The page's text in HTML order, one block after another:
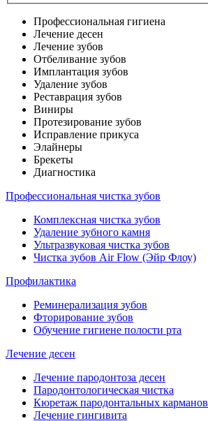
Профессиональная гигиена
Лечение десен
Лечение зубов
Отбеливание зубов
Имплантация зубов
Удаление зубов
Реставрация зубов
Виниры
Протезирование зубов
Исправление прикуса
Элайнеры
Брекеты
Диагностика
Профессиональная чистка зубов
Комплексная чистка зубов
Удаление зубного камня
Ультразвуковая чистка зубов
Чистка зубов Air Flow (Эйр Флоу)
Профилактика
Реминерализация зубов
Фторирование зубов
Обучение гигиене полости рта
Лечение десен
Лечение пародонтоза десен
Пародонтологическая чистка
Кюретаж пародонтальных карманов
Лечение гингивита